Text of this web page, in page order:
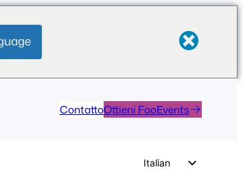
ContattoOttieni FooEvents
Italian